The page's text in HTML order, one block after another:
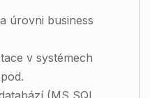
úrovni business
v systémech
(MS SQL,